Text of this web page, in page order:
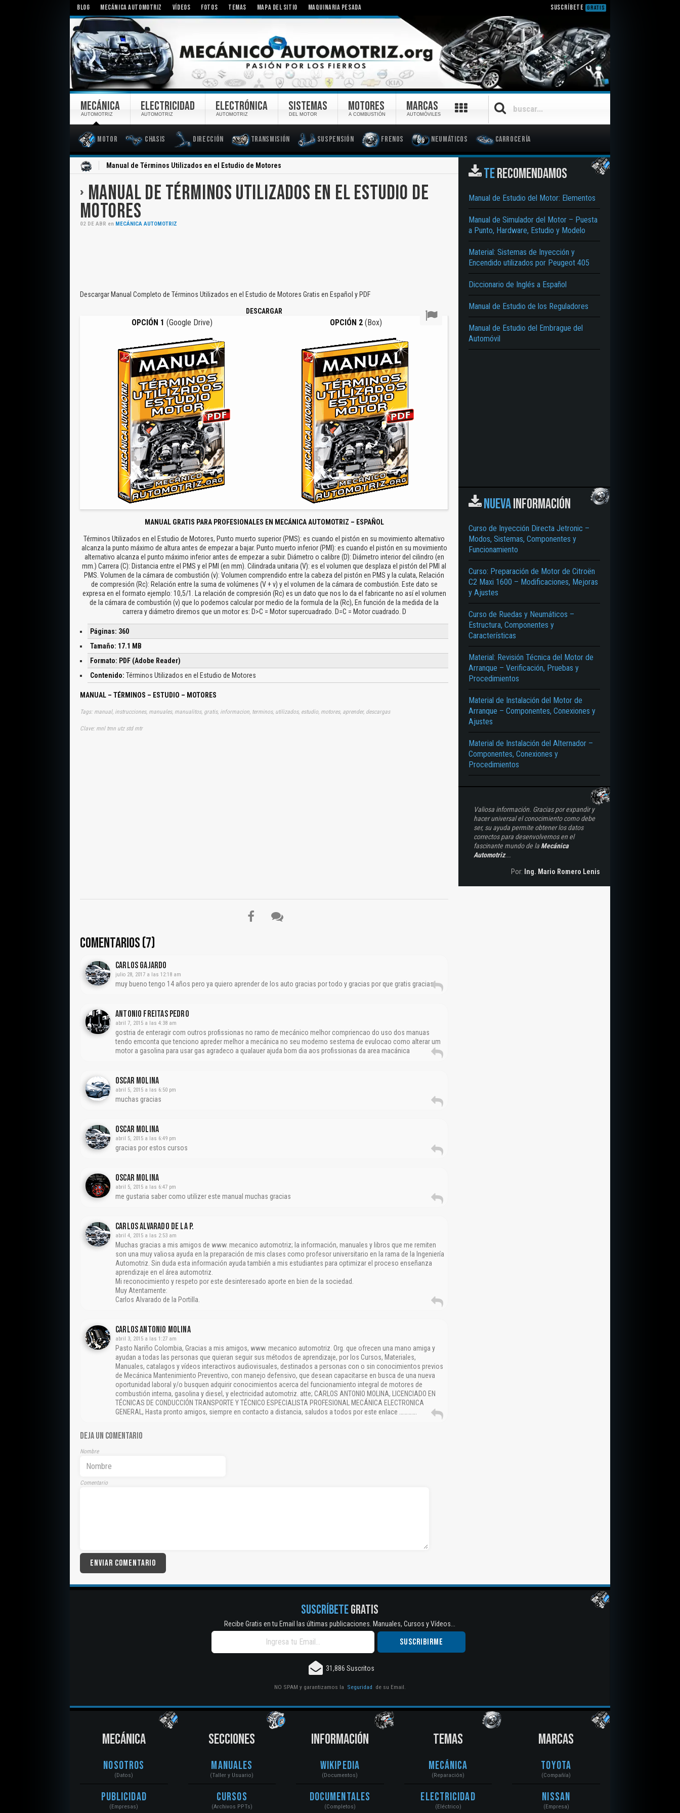
BLOG MECÁNICA AUTOMOTRIZ VÍDEOS FOTOS TEMAS MAPA DEL SITIO MAQUINARIA PESADA SUSCRÍBETE GRATIS
MECÁNICA
AUTOMOTRIZ
Motor Chasis Dirección Transmisión Suspensión Frenos Neumáticos Carrocería
ELECTRICIDAD
AUTOMOTRIZ
ELECTRÓNICA
AUTOMOTRIZ
SISTEMAS
DEL MOTOR
MOTORES
A COMBUSTIÓN
MARCAS
AUTOMÓVILES
Manual de Términos Utilizados en el Estudio de Motores
MANUAL DE TÉRMINOS UTILIZADOS EN EL ESTUDIO DE
MOTORES
02 DE ABR en MECÁNICA AUTOMOTRIZ
Descargar Manual Completo de Términos Utilizados en el Estudio de Motores Gratis en Español y PDF
DESCARGAR
OPCIÓN 1 (Google Drive) OPCIÓN 2(Box)
MANUAL GRATIS PARA PROFESIONALES EN MECÁNICA AUTOMOTRIZ – ESPAÑOL
Términos Utilizados en el Estudio de Motores, Punto muerto superior (PMS): es cuando el pistón en su movimiento alternativo
alcanza la punto máximo de altura antes de empezar a bajar. Punto muerto inferior (PMI): es cuando el pistón en su movimiento
alternativo alcanza el punto máximo inferior antes de empezar a subir. Diámetro o calibre (D): Diámetro interior del cilindro (en
mm.) Carrera (C): Distancia entre el PMS y el PMI (en mm). Cilindrada unitaria (V): es el volumen que desplaza el pistón del PMI al
PMS. Volumen de la cámara de combustión (v): Volumen comprendido entre la cabeza del pistón en PMS y la culata, Relación
de compresión (Rc): Relación entre la suma de volúmenes (V + v) y el volumen de la cámara de combustión. Este dato se
expresa en el formato ejemplo: 10,5/1. La relación de compresión (Rc) es un dato que nos lo da el fabricante no así el volumen
de la cámara de combustión (v) que lo podemos calcular por medio de la formula de la (Rc), En función de la medida de la
carrera y diámetro diremos que un motor es: D>C = Motor supercuadrado. D=C = Motor cuadrado. D
Páginas: 360
Tamaño: 17.1 MB
Formato: PDF (Adobe Reader)
Contenido: Términos Utilizados en el Estudio de Motores
MANUAL – TÉRMINOS – ESTUDIO – MOTORES
Tags: manual, instrucciones, manuales, manualitos, gratis, informacion, terminos, utilizados, estudio, motores, aprender, descargas
Clave: mnl tmn utz std mtr
COMENTARIOS (7)
Carlos Gajardo
julio 28, 2017 a las 12:18 am
muy bueno tengo 14 años pero ya quiero aprender de los auto gracias por todo y gracias por que gratis gracias
Antonio Freitas Pedro
abril 7, 2015 a las 4:38 am
gostria de enteragir com outros profissionas no ramo de mecánico melhor compriencao do uso dos manuas
tendo emconta que tenciono apreder melhor a mecánica no seu moderno sestema de evulocao como alterar um
motor a gasolina para usar gas agradeco a qualauer ajuda bom dia aos profissionas da area macánica
Oscar Molina
abril 5, 2015 a las 6:50 pm
muchas gracias
Oscar Molina
abril 5, 2015 a las 6:49 pm
gracias por estos cursos
Oscar Molina
abril 5, 2015 a las 6:47 pm
me gustaria saber como utilizer este manual muchas gracias
CARLOS ALVARADO DE LA P.
abril 4, 2015 a las 2:53 am
Muchas gracias a mis amigos de www. mecanico automotriz; la información, manuales y libros que me remiten
son una muy valiosa ayuda en la preparación de mis clases como profesor universitario en la rama de la Ingeniería
Automotriz. Sin duda esta información ayuda también a mis estudiantes para optimizar el proceso enseñanza
aprendizaje en el área automotriz.
Mi reconocimiento y respeto por este desinteresado aporte en bien de la sociedad.
Muy Atentamente:
Carlos Alvarado de la Portilla.
CARLOS ANTONIO MOLINA
abril 3, 2015 a las 1:27 am
Pasto Nariño Colombia, Gracias a mis amigos, www. mecanico automotriz. Org. que ofrecen una mano amiga y
ayudan a todas las personas que quieran seguir sus métodos de aprendizaje, por los Cursos, Materiales,
Manuales, catalagos y vídeos interactivos audiovisuales, destinados a personas con o sin conocimientos previos
de Mecánica Mantenimiento Preventivo, con manejo defensivo, que desean capacitarse en busca de una nueva
oportunidad laboral y/o busquen adquirir conocimientos acerca del funcionamiento integral de motores de
combustión interna, gasolina y diesel, y electricidad automotriz. atte; CARLOS ANTONIO MOLINA, LICENCIADO EN
TÉCNICAS DE CONDUCCIÓN TRANSPORTE Y TÉCNICO ESPECIALISTA PROFESIONAL MECÁNICA ELECTRONICA
GENERAL, Hasta pronto amigos, siempre en contacto a distancia, saludos a todos por este enlace ………….
DEJA UN COMENTARIO
Nombre
Comentario
TERECOMENDAMOS
Manual de Estudio del Motor: Elementos
Manual de Simulador del Motor – Puesta
a Punto, Hardware, Estudio y Modelo
Material: Sistemas de Inyección y
Encendido utilizados por Peugeot 405
Diccionario de Inglés a Español
Manual de Estudio de los Reguladores
Manual de Estudio del Embrague del
Automóvil
NUEVAINFORMACIÓN
Curso de Inyección Directa Jetronic –
Modos, Sistemas, Componentes y
Funcionamiento
Curso: Preparación de Motor de Citroën
C2 Maxi 1600 – Modificaciones, Mejoras
y Ajustes
Curso de Ruedas y Neumáticos –
Estructura, Componentes y
Características
Material: Revisión Técnica del Motor de
Arranque – Verificación, Pruebas y
Procedimientos
Material de Instalación del Motor de
Arranque – Componentes, Conexiones y
Ajustes
Material de Instalación del Alternador –
Componentes, Conexiones y
Procedimientos
Valiosa información. Gracias por expandir y
hacer universal el conocimiento como debe
ser, su ayuda permite obtener los datos
correctos para desenvolvernos en el
fascinante mundo de la Mecánica
Automotriz...
Por: Ing. Mario Romero Lenis
SUSCRÍBETEGRATIS
Recibe Gratis en tu Email las últimas publicaciones. Manuales, Cursos y Vídeos...
31,886 Suscritos
NO SPAM y garantizamos la Seguridad de su Email.
MECÁNICA
Nosotros
(Datos)
Publicidad
(Empresas)
SECCIONES
Manuales
(Taller y Usuario)
Cursos
(Archivos PPTs)
INFORMACIÓN
Wikipedia
(Documentos)
Documentales
(Completos)
TEMAS
Mecánica
(Reparación)
Electricidad
(Eléctrico)
MARCAS
Toyota
(Compañía)
Nissan
(Empresa)
Reportar otro tipo de error...